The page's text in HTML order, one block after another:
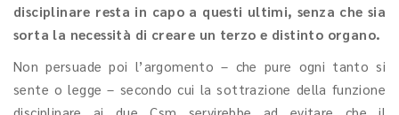
disciplinare resta in capo a questi ultimi, senza che sia
sorta la necessità di creare un terzo e distinto organo.
Non persuade poi l’argomento – che pure ogni tanto si
sente o legge – secondo cui la sottrazione della funzione